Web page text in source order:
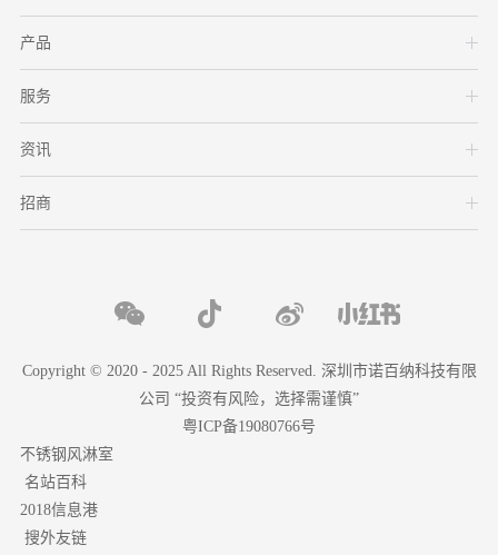
产品
服务
资讯
招商
Copyright © 2020 - 2025 All Rights Reserved. 深圳市诺百纳科技有限
公司 “投资有风险，选择需谨慎”
粤ICP备19080766号
不锈钢风淋室
名站百科
2018信息港
搜外友链